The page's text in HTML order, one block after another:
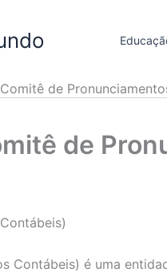
de
de
Contábeis) é uma